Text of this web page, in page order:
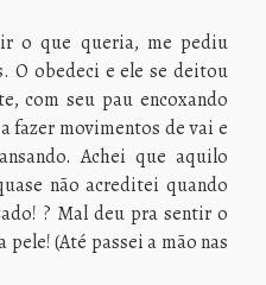
o que queria, me pediu
O obedeci e ele se deitou
com seu pau encoxando
fazer movimentos de vai e
Achei que aquilo
não acreditei quando
? Mal deu pra sentir o
(Até passei a mão nas